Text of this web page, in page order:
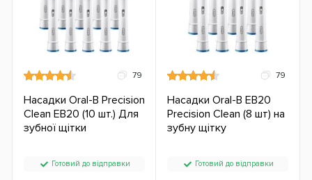
79
Насадки Oral-B Precision
Clean EB20 (10 шт.) Для
зубної щітки
Готовий до відправки
79
Насадки Oral-B EB20
Precision Clean (8 шт) на
зубну щітку
Готовий до відправки